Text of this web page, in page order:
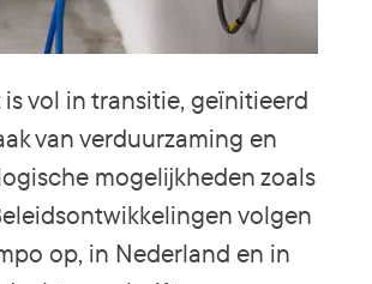
vol in transitie, geïnitieerd
van verduurzaming en
mogelijkheden zoals
volgen
op, in Nederland en in